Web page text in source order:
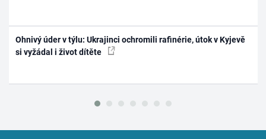
Ohnivý úder v týlu: Ukrajinci ochromili rafinérie, útok v Kyjevě
si vyžádal i život dítěte